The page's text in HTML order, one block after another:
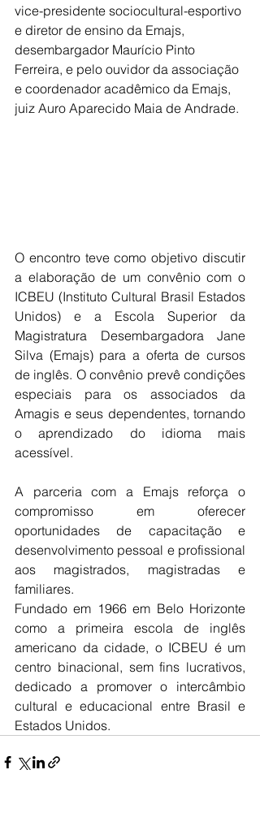
vice-presidente sociocultural-esportivo
e diretor de ensino da Emajs,
desembargador Maurício Pinto
Ferreira, e pelo ouvidor da associação
e coordenador acadêmico da Emajs,
juiz Auro Aparecido Maia de Andrade.
O encontro teve como objetivo discutir
a elaboração de um convênio com o
ICBEU (Instituto Cultural Brasil Estados
Unidos) e a Escola Superior da
Magistratura Desembargadora Jane
Silva (Emajs) para a oferta de cursos
de inglês. O convênio prevê condições
especiais para os associados da
Amagis e seus dependentes, tornando
o aprendizado do idioma mais
acessível.
A parceria com a Emajs reforça o
compromisso em oferecer
oportunidades de capacitação e
desenvolvimento pessoal e profissional
aos magistrados, magistradas e
familiares.
Fundado em 1966 em Belo Horizonte
como a primeira escola de inglês
americano da cidade, o ICBEU é um
centro binacional, sem fins lucrativos,
dedicado a promover o intercâmbio
cultural e educacional entre Brasil e
Estados Unidos.